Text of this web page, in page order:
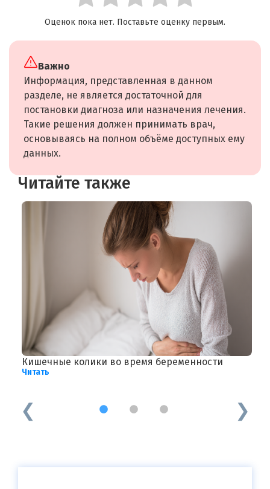
Оценок пока нет. Поставьте оценку первым.
Важно
Информация, представленная в данном
разделе, не является достаточной для
постановки диагноза или назначения лечения.
Такие решения должен принимать врач,
основываясь на полном объёме доступных ему
данных.
Читайте также
Кишечные колики во время беременности
Читать
1 2 3